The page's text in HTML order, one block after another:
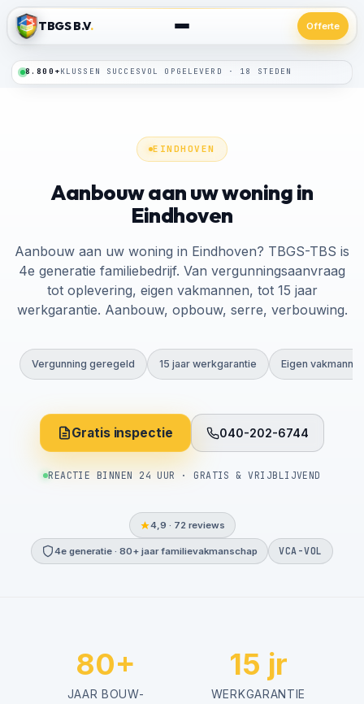
TBGS B.V. Offerte
8.800+KLUSSEN SUCCESVOL OPGELEVERD · 18 STEDEN
24/7 SPOEDLIJN · BINNEN 24 UUR TER PLAATSE
EINDHOVEN
Aanbouw aan uw woning in
Eindhoven
Aanbouw aan uw woning in Eindhoven? TBGS-TBS is
4e generatie familiebedrijf. Van vergunningsaanvraag
tot oplevering, eigen vakmannen, tot 15 jaar
werkgarantie. Aanbouw, opbouw, serre, verbouwing.
Vergunning geregeld 15 jaar werkgarantie Eigen
Gratis inspectie 040-202-6744
REACTIE BINNEN 24 UUR · GRATIS & VRIJBLIJVEND
4,9 · 72 reviews
4e generatie · 80+ jaar familievakmanschap VCA-VOL
80+
JAAR BOUW-
15 jr
WERKGARANTIE